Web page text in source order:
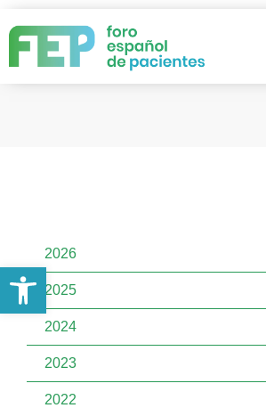
2026
2025
2024
2023
2022
Abrir barra de herramientas